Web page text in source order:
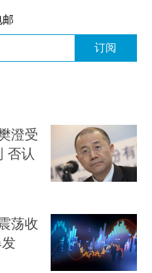
订阅
澄受
否认
荡收